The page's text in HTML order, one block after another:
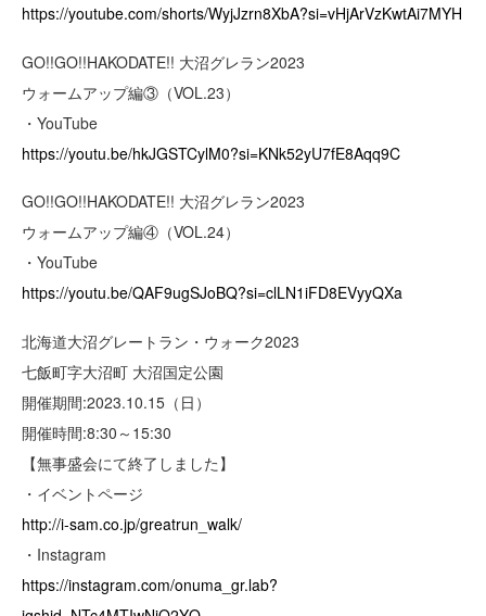
https://youtube.com/shorts/WyjJzrn8XbA?si=vHjArVzKwtAi7MYH
GO!!GO!!HAKODATE!! 大沼グレラン2023
ウォームアップ編③（VOL.23）
・YouTube
https://youtu.be/hkJGSTCylM0?si=KNk52yU7fE8Aqq9C
GO!!GO!!HAKODATE!! 大沼グレラン2023
ウォームアップ編④（VOL.24）
・YouTube
https://youtu.be/QAF9ugSJoBQ?si=clLN1iFD8EVyyQXa
北海道大沼グレートラン・ウォーク2023
七飯町字大沼町 大沼国定公園
開催期間:2023.10.15（日）
開催時間:8:30～15:30
【無事盛会にて終了しました】
・イベントページ
http://i-sam.co.jp/greatrun_walk/
・Instagram
https://instagram.com/onuma_gr.lab?